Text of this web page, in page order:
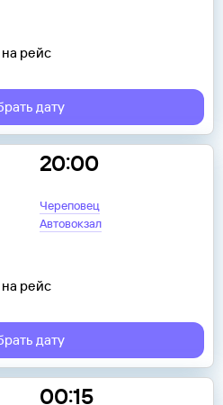
рейс
дату
20:00
Череповец
Автовокзал
рейс
дату
00:15